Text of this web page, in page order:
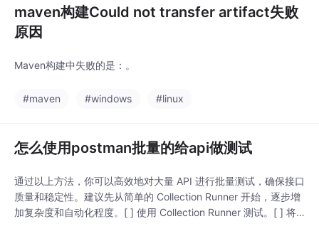
maven构建Could not transfer artifact失败
原因
Maven构建中失败的是：​。
#maven #windows #linux
怎么使用postman批量的给api做测试
通过以上方法，你可以高效地对大量 API 进行批量测试，确保接口
质量和稳定性。建议先从简单的 Collection Runner 开始，逐步增
加复杂度和自动化程度。[ ] 使用 Collection Runner 测试。[ ] 将